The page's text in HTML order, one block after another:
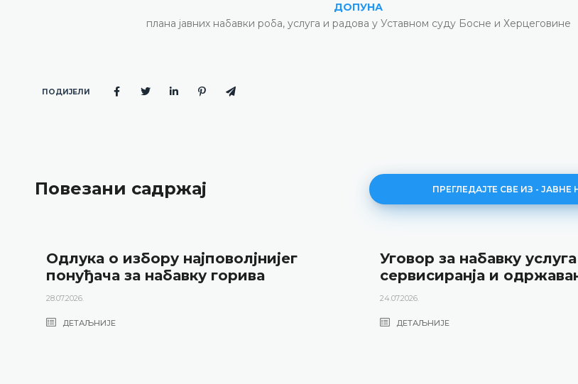
ДОПУНА
плана јавних набавки роба, услуга и радова у Уставном суду Босне и Херцеговине
ПОДИЈЕЛИ
Повезани садржај ПРЕГЛЕДАЈТЕ СВЕ ИЗ - ЈАВНЕ
Одлука о избору најповолјнијег
понуђача за набавку горива
28.07.2026.
ДЕТАЉНИЈЕ
Уговор за набавку услуга
сервисиранја и
24.07.2026.
ДЕТАЉНИЈЕ